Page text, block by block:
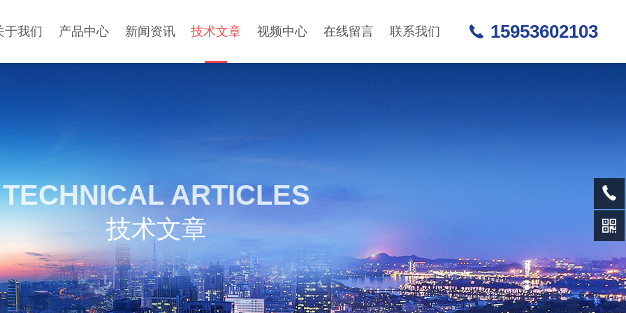
于我们 产品中心 新闻资讯 技术文章 视频中心 在线留言 联系我们 15953602103
TECHNICAL ARTICLES
技术文章